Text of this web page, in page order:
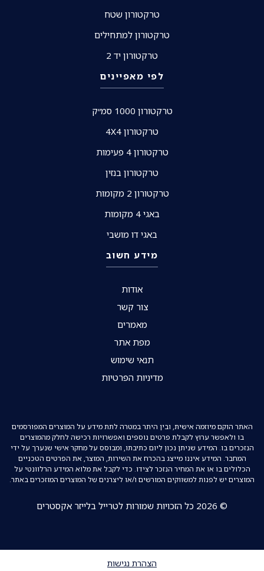
טרקטורון שטח
טרקטורון למתחילים
טרקטורון יד 2
לפי מאפיינים
טרקטורון 1000 סמ״ק
טרקטורון 4X4
טרקטורון 4 פעימות
טרקטורון בנזין
טרקטורון 2 מקומות
באגי 4 מקומות
באגי דו מושבי
מידע חשוב
אודות
צור קשר
מאמרים
מפת אתר
תנאי שימוש
מדיניות הפרטיות
האתר הוקם מיוזמה אישית, ובין היתר במטרה לתת מידע על המוצרים המפורסמים
בו ולאפשר ערוץ לקבלת פרטים נוספים ואפשרויות רכישה לחלק מהמוצרים
הנזכרים בו. המידע שניתן נכון ליום כתיבתו, ומבוסס על מחקר אישי שנערך על ידי
המחבר. המידע איננו מייצג בהכרח את השירות, המוצר, את הפרטים הטכניים
הכלולים בו או את המחיר הנזכר לצידו. כדי לקבל את מלוא המידע הרלוונטי על
המוצרים יש לפנות למשווקים המורשים ו/או ליצרנים של המוצרים המוזכרים באתר.
© 2026 כל הזכויות שמורות לטרייל בלייזר אקסטרים
הצהרת נגישות